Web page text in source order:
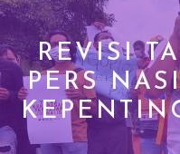
REVISI
PERS